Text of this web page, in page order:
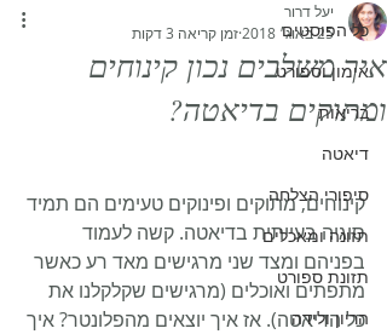
כל הפוסטים
אימון וספורט
בריאות
דיאטה
סיפורי הצלחה
תזונה ומאכלים
תזונת ספורט
הריון ולידה
איך משלבים נכון קינוחים
ומתוקים בדיאטה?
יעל דרור
25 באוג׳ 2018
זמן קריאה 3 דקות
קינוחים, מתוקים ופינוקים טעימים הם תמיד
סוגיה בעייתית בדיאטה. קשה לעמוד
בפניהם ומצד שני מרגישים מאד רע כאשר
מתפתים ואוכלים (מרגישים שקלקלנו את
כל הדיאטה). אז איך יוצאים מהפלונטר? איך